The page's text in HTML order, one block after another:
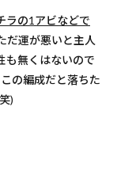
ラの1アビなどで
だ運が悪いと主人
も無くはないので
の編成だと落ちた
)